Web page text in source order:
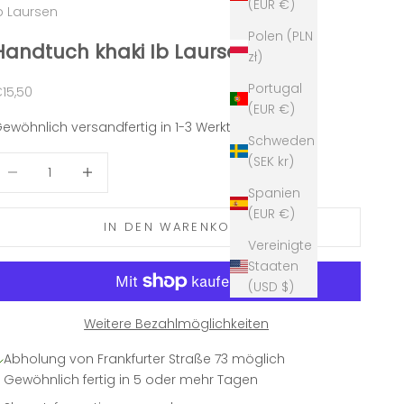
(EUR €)
Polen (PLN
zł)
Portugal
(EUR €)
Schweden
(SEK kr)
Spanien
(EUR €)
Vereinigte
Staaten
(USD $)
Laursen
khaki Ib Laursen
versandfertig in 1-3 Werktagen
IN DEN WARENKORB
Weitere Bezahlmöglichkeiten
Abholung von Frankfurter Straße 73 möglich
Gewöhnlich fertig in 5 oder mehr Tagen